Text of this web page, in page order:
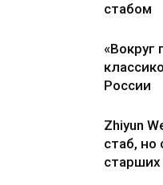
стабом
«Вокруг
России
Zhiyun
стаб,